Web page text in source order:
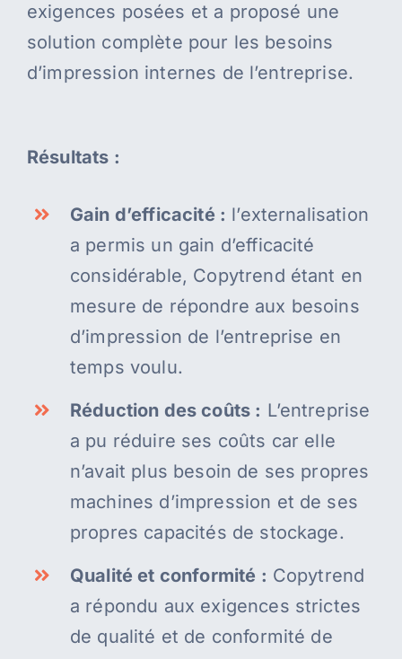
exigences posées et a proposé une
solution complète pour les besoins
d’impression internes de l’entreprise.
Résultats :
Gain d’efficacité : l’externalisation
a permis un gain d’efficacité
considérable, Copytrend étant en
mesure de répondre aux besoins
d’impression de l’entreprise en
temps voulu.
Réduction des coûts : L’entreprise
a pu réduire ses coûts car elle
n’avait plus besoin de ses propres
machines d’impression et de ses
propres capacités de stockage.
Qualité et conformité : Copytrend
a répondu aux exigences strictes
de qualité et de conformité de